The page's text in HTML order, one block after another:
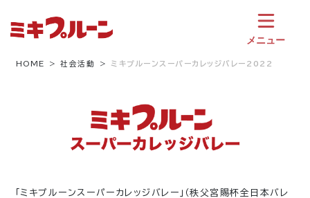
メニュー
HOME 社会活動 ミキプルーンスーパーカレッジバレー2022
「ミキプルーンスーパーカレッジバレー」（秩父宮賜杯全日本バレ